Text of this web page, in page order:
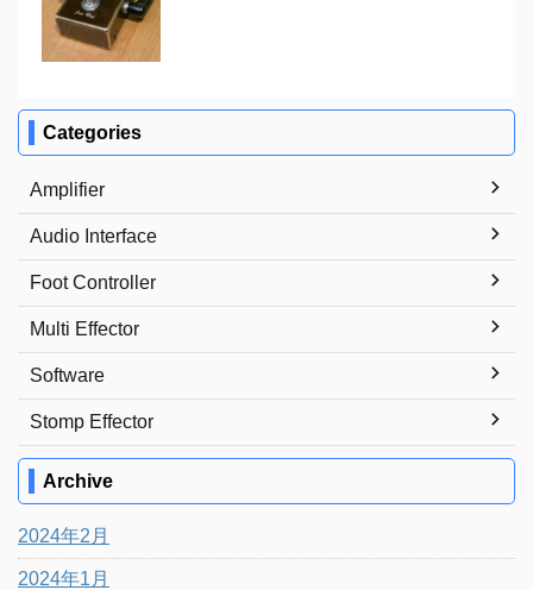
Categories
Amplifier
Audio Interface
Foot Controller
Multi Effector
Software
Stomp Effector
Archive
2024年2月
2024年1月